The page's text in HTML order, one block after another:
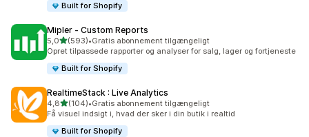
Built for Shopify
Mipler ‑ Custom Reports
5,0ud af 5 stjerner
(593)
593 anmeldelser i alt
•Gratis abonnement tilgængeligt
Opret tilpassede rapporter og analyser for salg, lager og fortjeneste
Built for Shopify
RealtimeStack : Live Analytics
4,8ud af 5 stjerner
(104)
104 anmeldelser i alt
•Gratis abonnement tilgængeligt
Få visuel indsigt i, hvad der sker i din butik i realtid
Built for Shopify